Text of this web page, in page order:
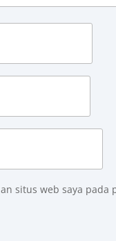
situs web saya